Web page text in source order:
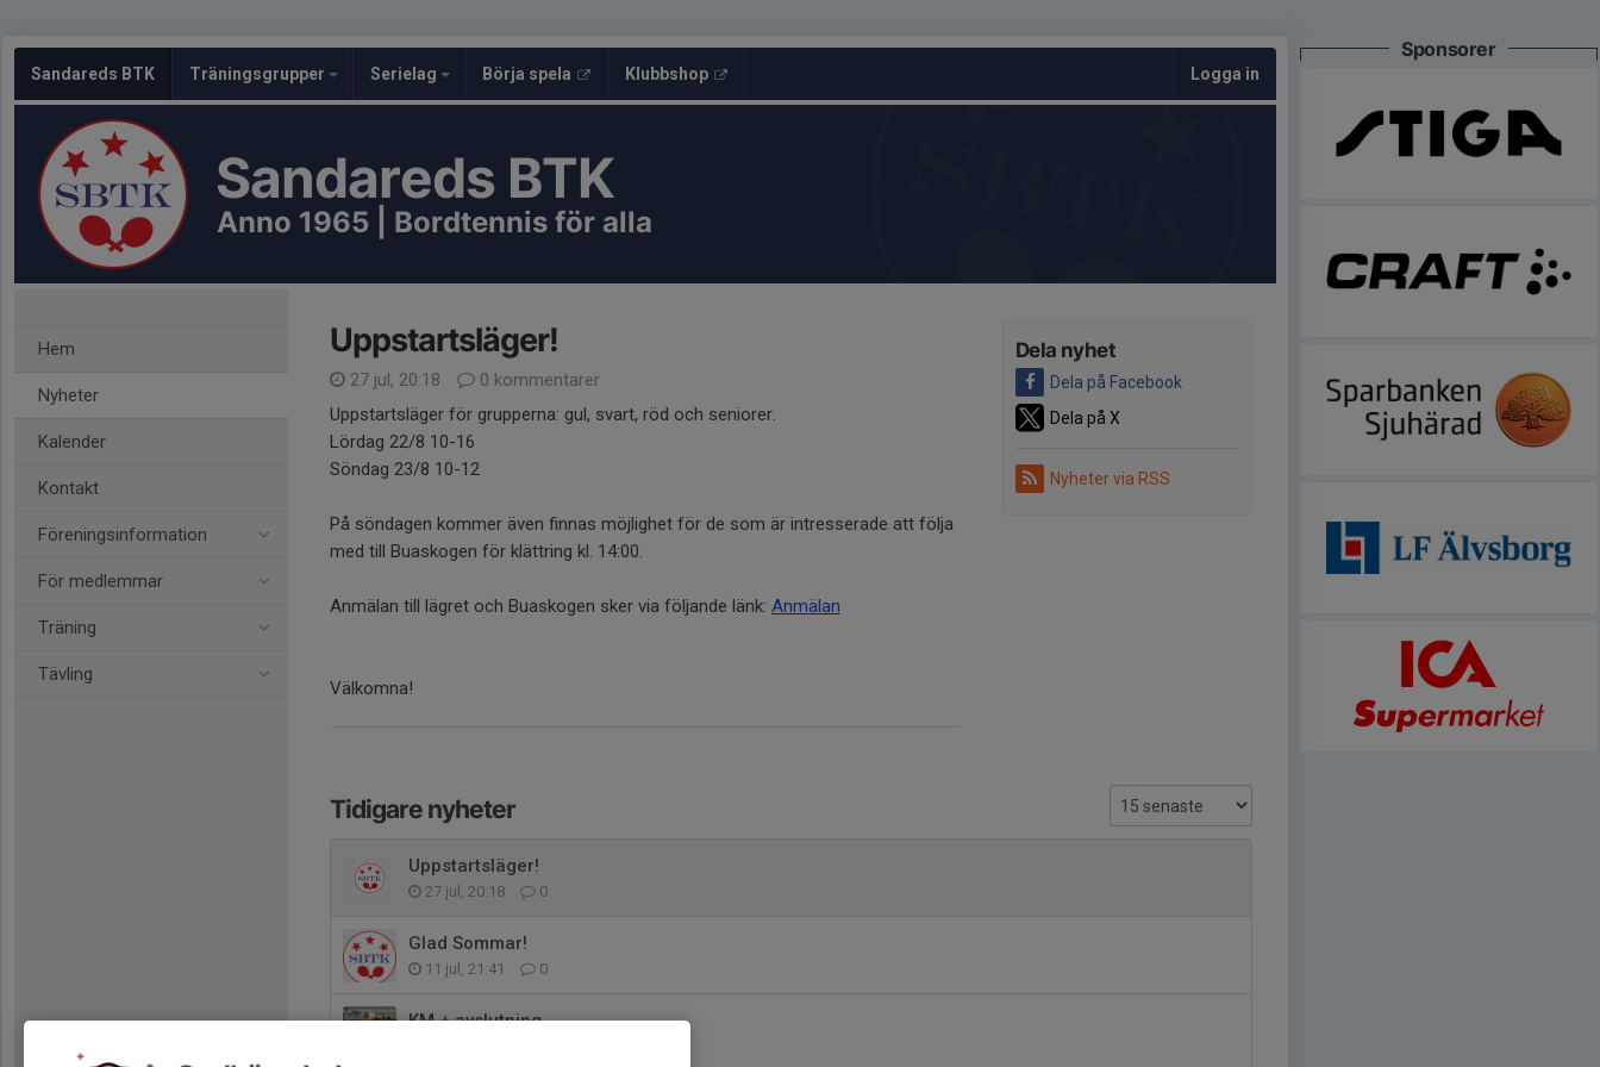
Sandareds BTK Träningsgrupper Serielag Börja spela Klubbshop Logga in
Sandareds BTK
Anno 1965 | Bordtennis för alla
Hem
Nyheter
Kalender
Kontakt
Föreningsinformation
För medlemmar
Träning
Tävling
Dela nyhet
Dela på Facebook
Dela på X
Nyheter via RSS
Uppstartsläger!
27 jul, 20:18
0 kommentarer
Uppstartsläger för grupperna: gul, svart, röd och seniorer.
Lördag 22/8 10-16
Söndag 23/8 10-12
På söndagen kommer även finnas möjlighet för de som är intresserade att följa
med till Buaskogen för klättring kl. 14:00.
Anmälan till lägret och Buaskogen sker via följande länk: Anmälan
Välkomna!
Tidigare nyheter
Uppstartsläger!
27 jul, 20:18 0
Glad Sommar!
11 jul, 21:41 0
KM + avslutning
Sponsorer